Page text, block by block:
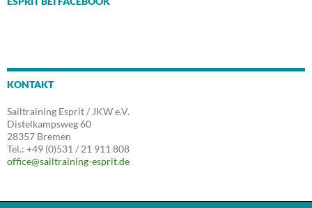
KONTAKT
Sailtraining Esprit / JKW e.V.
Distelkampsweg 60
28357 Bremen
Tel.: +49 (0)531 / 21 911 808
office@sailtraining-esprit.de